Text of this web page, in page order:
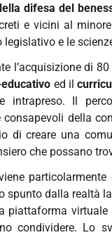
difesa del
e vicini al
e le
l’acquisizione di
ed il
intrapreso. Il
della
di creare una
che possano
particolarmente
spunto dalla realtà
piattaforma
condividere. Lo